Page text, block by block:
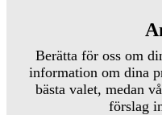
Berätta för oss om
information om dina
bästa valet, medan
förslag